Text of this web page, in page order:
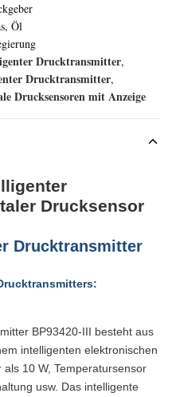
Öl
Drucktransmitter,
Drucktransmitter,
Drucksensoren mit Anzeige
Drucksensor
Drucktransmitter
BP93420-III besteht aus
intelligenten elektronischen
10 W, Temperatursensor
usw. Das intelligente